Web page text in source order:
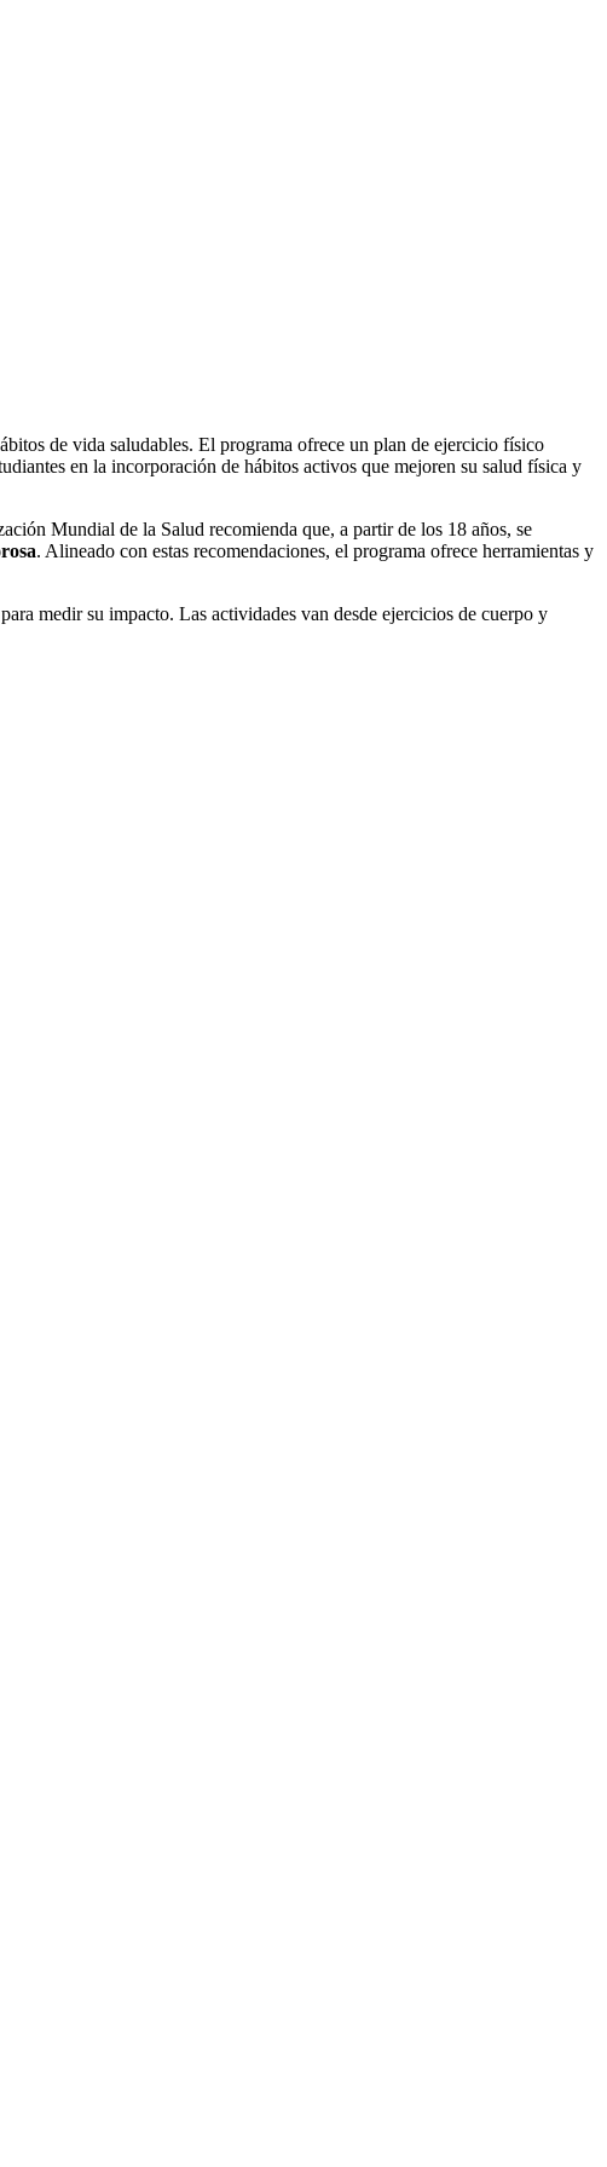
de vida saludables. El programa ofrece un plan de ejercicio físico
en la incorporación de hábitos activos que mejoren su salud física y
Mundial de la Salud recomienda que, a partir de los 18 años, se
. Alineado con estas recomendaciones, el programa ofrece herramientas y
medir su impacto. Las actividades van desde ejercicios de cuerpo y